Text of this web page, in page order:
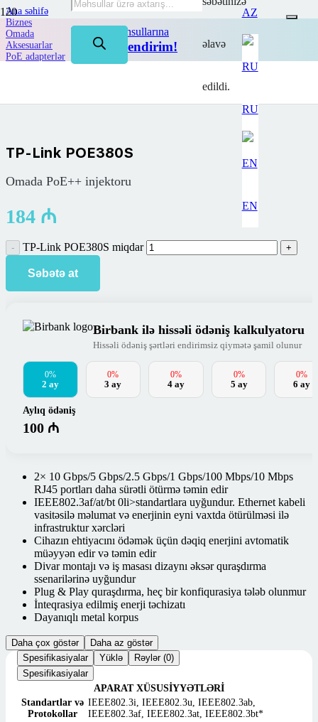
TP-Link məhsullarına
50%-dək endirim! əlavə
edildi.
AZ
RU
EN
Ana səhifə
Biznes
Omada
Aksesuarlar
PoE adapterlər
TP-Link POE380S
Omada PoE++ injektoru
184 ₼
TP-Link POE380S miqdar
Səbətə at
Birbank ilə hissəli ödəniş kalkulyatoru
Hissəli ödəniş şərtləri endirimsiz qiymətə şamil olunur
0%
2 ay
0%
3 ay
0%
4 ay
0%
5 ay
0%
6 ay
Aylıq ödəniş
100 ₼
2× 10 Gbps/5 Gbps/2.5 Gbps/1 Gbps/100 Mbps/10 Mbps
RJ45 portları daha sürətli ötürmə təmin edir
IEEE802.3af/at/bt 0li>standartlara uyğundur. Ethernet kabeli
vasitəsilə məlumat və enerjinin eyni vaxtda ötürülməsi ilə
infrastruktur xərcləri
Cihazın ehtiyacını ödəmək üçün dəqiq enerjini avtomatik
müəyyən edir və təmin edir
Divar montajı və iş masası dizaynı əksər quraşdırma
ssenarilərinə uyğundur
Plug & Play quraşdırma, heç bir konfiqurasiya tələb olunmur
İnteqrasiya edilmiş enerji təchizatı
Dayanıqlı metal korpus
Daha çox göstər
Daha az göstər
Spesifikasiyalar
Yüklə
Rəylər (0)
Spesifikasiyalar
APARAT XÜSUSİYYƏTLƏRİ
Standartlar və
Protokollar
IEEE802.3i, IEEE802.3u, IEEE802.3ab,
IEEE802.3af, IEEE802.3at, IEEE802.3bt*